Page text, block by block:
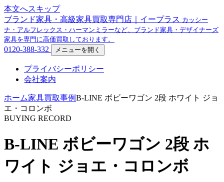
本文へスキップ
ブランド家具・高級家具買取専門店｜イープラス カッシー
ナ・アルフレックス・ハーマンミラーなど、ブランド家具・デザイナーズ
家具を専門に高価買取しております。
0120-388-332 メニューを開く
プライバシーポリシー
会社案内
ホーム家具買取事例B-LINE ボビーワゴン 2段 ホワイト ジョ
エ・コロンボ
BUYING RECORD
B-LINE ボビーワゴン 2段 ホ
ワイト ジョエ・コロンボ